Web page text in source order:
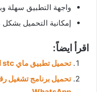
واجهة التطبيق سهلة
إمكانية التحميل
اقرأ ايضاً:
تحميل تطبيق ماي stc القديم للايفون 2023 مجانا